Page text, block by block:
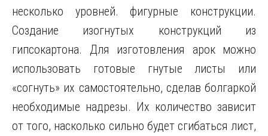
несколько уровней. фигурные конструкции.
Создание изогнутых конструкций из
гипсокартона. Для изготовления арок можно
использовать готовые гнутые листы или
«согнуть» их самостоятельно, сделав болгаркой
необходимые надрезы. Их количество зависит
от того, насколько сильно будет сгибаться лист,